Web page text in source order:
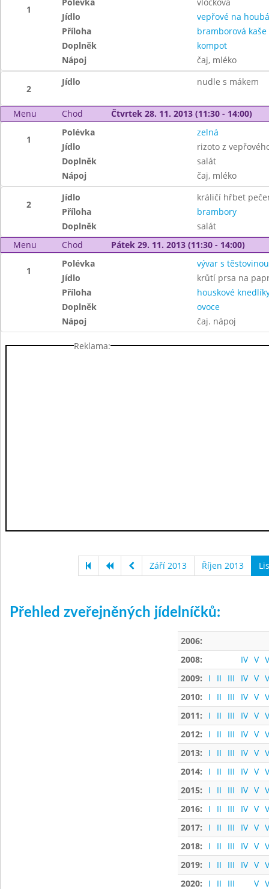
1
Jídlo
vepřové na
Příloha
bramborová kaše
Doplněk
kompot
Nápoj
čaj, mléko
2
Jídlo nudle s mákem
Menu Chod Čtvrtek 28. 11. 2013 (11:30 - 14:00)
1
Polévka
zelná
Jídlo
rizoto z
Doplněk
salát
Nápoj
čaj, mléko
2
Jídlo
králičí hřbet
Příloha
brambory
Doplněk
salát
Menu
Chod Pátek 29. 11. 2013 (11:30 - 14:00)
1
Polévka
vývar s těstovinou
Jídlo
krůtí prsa na
Příloha
houskové
Doplněk
ovoce
Nápoj
čaj. nápoj
Reklama:
Září 2013 Říjen 2013
Přehled zveřejněných jídelníčků:
2006:
2008:
IV V
2009:
I II III IV V
2010:
I II III IV V
2011:
I II III IV V
2012:
I II III IV V
2013:
I II III IV V
2014:
I II III IV V
2015:
I II III IV V
2016:
I II III IV V
2017:
I II III IV V
2018:
I II III IV V
2019:
I II III IV V
2020:
I II III V